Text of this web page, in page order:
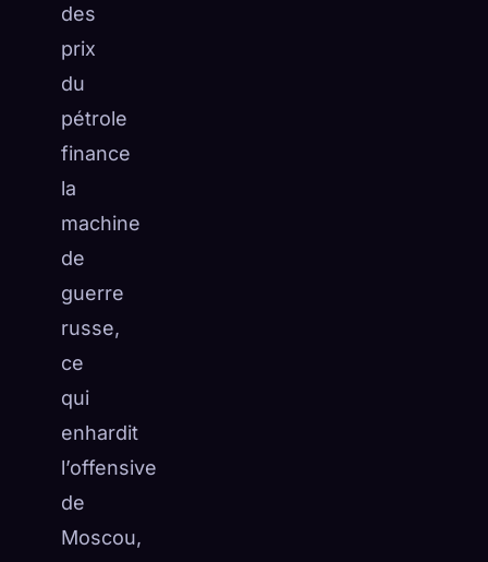
des
prix
du
pétrole
finance
la
machine
de
guerre
russe,
ce
qui
enhardit
l’offensive
de
Moscou,